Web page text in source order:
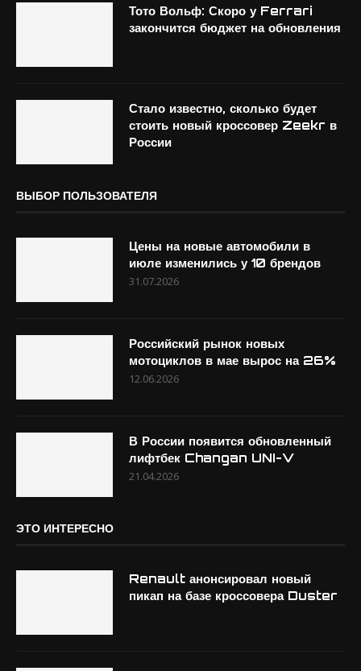
Тото Вольф: Скоро у Ferrari
закончится бюджет на обновления
Стало известно, сколько будет
стоить новый кроссовер Zeekr в
России
ВЫБОР ПОЛЬЗОВАТЕЛЯ
Цены на новые автомобили в
июле изменились у 10 брендов
31.07.2026
Российский рынок новых
мотоциклов в мае вырос на 26%
12.06.2026
В России появится обновленный
лифтбек Changan UNI-V
21.04.2026
ЭТО ИНТЕРЕСНО
Renault анонсировал новый
пикап на базе кроссовера Duster